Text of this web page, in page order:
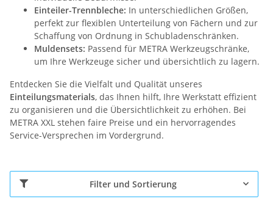
Einteiler-Trennbleche: In unterschiedlichen Größen,
perfekt zur flexiblen Unterteilung von Fächern und zur
Schaffung von Ordnung in Schubladenschränken.
Muldensets: Passend für METRA Werkzeugschränke,
um Ihre Werkzeuge sicher und übersichtlich zu lagern.
Entdecken Sie die Vielfalt und Qualität unseres
Einteilungsmaterials, das Ihnen hilft, Ihre Werkstatt effizient
zu organisieren und die Übersichtlichkeit zu erhöhen. Bei
METRA XXL stehen faire Preise und ein hervorragendes
Service-Versprechen im Vordergrund.
Filter und Sortierung